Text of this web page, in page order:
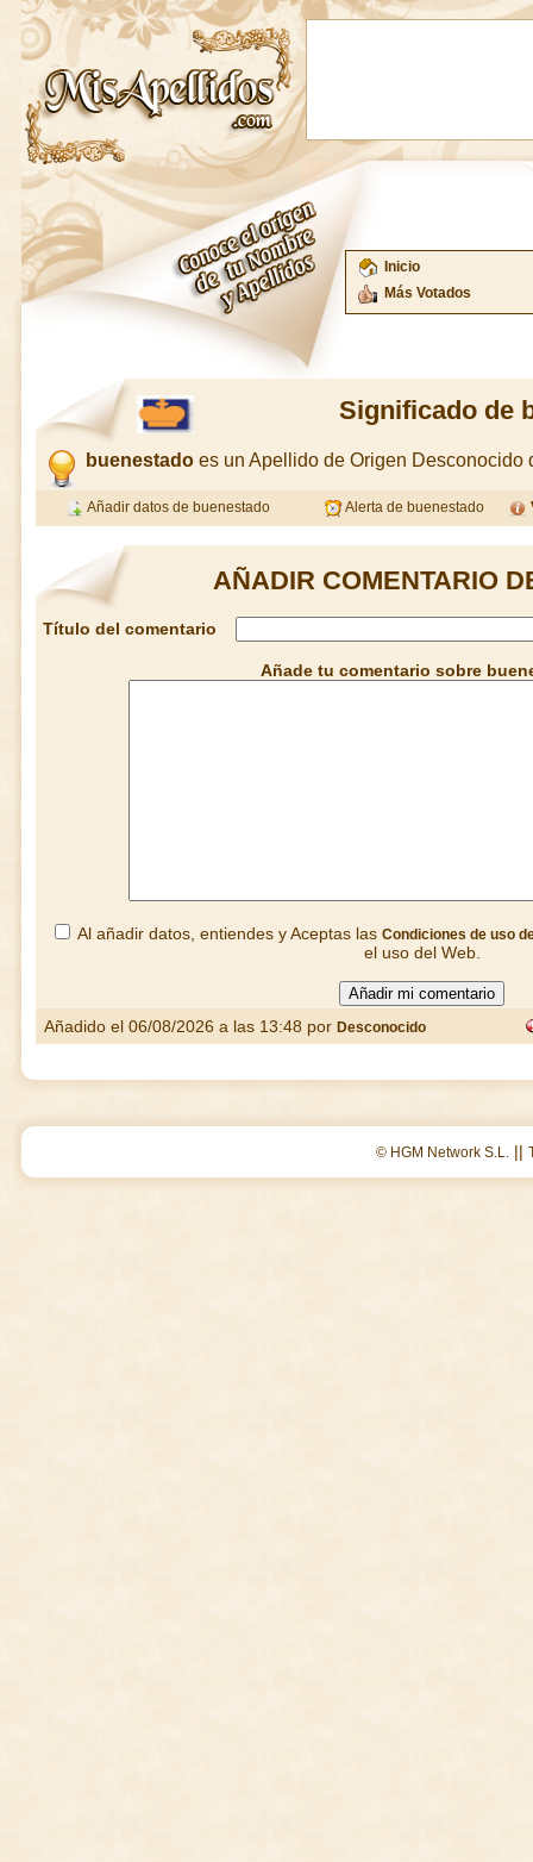
Inicio
Más Votados
Significado de
buenestado es un Apellido de Origen Desconocido
Añadir datos de buenestado Alerta de buenestado
AÑADIR COMENTARIO
Título del comentario
Añade tu comentario sobre
Al añadir datos, entiendes y Aceptas las Condiciones de uso
el uso del Web.
Añadido el 06/08/2026 a las 13:48 por Desconocido
© HGM Network S.L. ||